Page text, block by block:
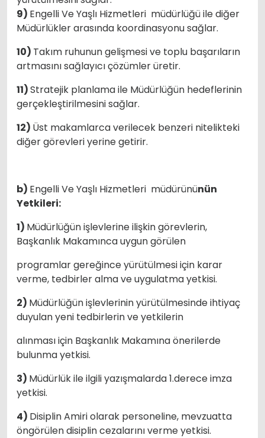
9) Engelli Ve Yaşlı Hizmetleri müdürlüğü ile diğer
Müdürlükler arasında koordinasyonu sağlar.
10) Takım ruhunun gelişmesi ve toplu başarıların
artmasını sağlayıcı çözümler üretir.
11)Stratejik planlama ile Müdürlüğün hedeflerinin
gerçekleştirilmesini sağlar.
12) Üst makamlarca verilecek benzeri nitelikteki
diğer görevleri yerine getirir.
b) Engelli Ve Yaşlı Hizmetleri müdürününün
Yetkileri:
1) Müdürlüğün işlevlerine ilişkin görevlerin,
Başkanlık Makamınca uygun görülen
programlar gereğince yürütülmesi için karar
verme, tedbirler alma ve uygulatma yetkisi.
2) Müdürlüğün işlevlerinin yürütülmesinde ihtiyaç
duyulan yeni tedbirlerin ve yetkilerin
alınması için Başkanlık Makamına önerilerde
bulunma yetkisi.
3) Müdürlük ile ilgili yazışmalarda 1.derece imza
yetkisi.
4) Disiplin Amiri olarak personeline, mevzuatta
öngörülen disiplin cezalarını verme yetkisi.